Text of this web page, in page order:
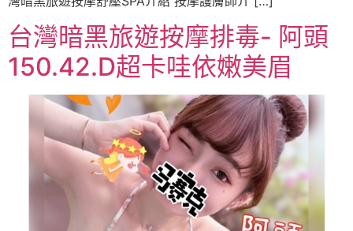
台灣暗黑旅遊按摩排毒- 阿頭
150.42.D超卡哇依嫩美眉